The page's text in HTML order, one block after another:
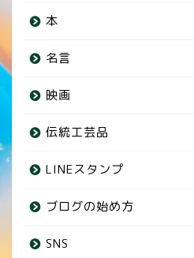
本
名言
映画
伝統工芸品
LINEスタンプ
ブログの始め方
SNS